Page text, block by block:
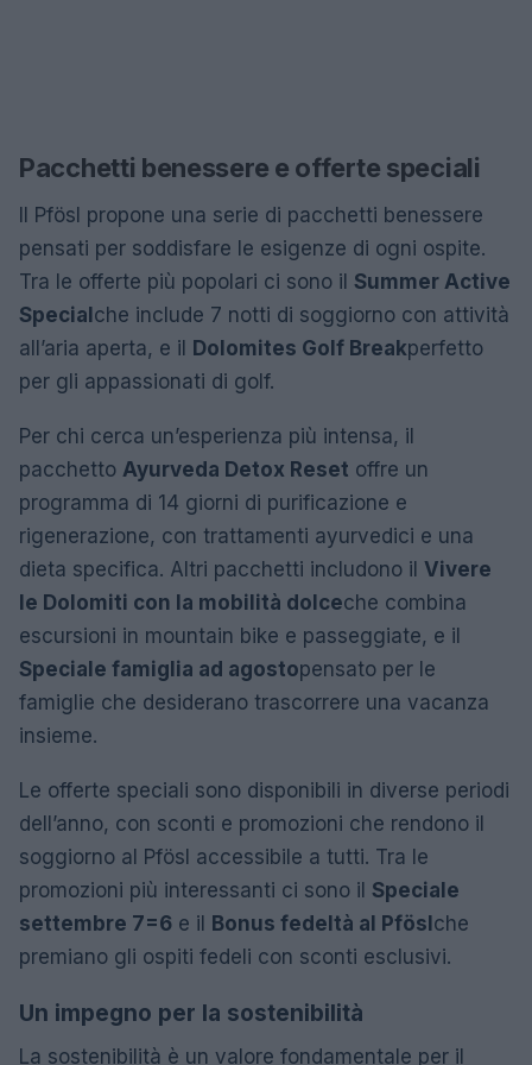
Pacchetti benessere e offerte speciali
Il Pfösl propone una serie di pacchetti benessere
pensati per soddisfare le esigenze di ogni ospite.
Tra le offerte più popolari ci sono il Summer Active
Special che include 7 notti di soggiorno con attività
all’aria aperta, e il
Dolomites Golf Breakperfetto
per gli appassionati di golf.
Per chi cerca un’esperienza più intensa, il
pacchetto Ayurveda Detox Reset offre un
programma di 14 giorni di purificazione e
rigenerazione, con trattamenti ayurvedici e una
dieta specifica. Altri pacchetti includono il Vivere
le Dolomiti con la mobilità dolceche combina
escursioni in mountain bike e passeggiate, e il
Speciale famiglia ad agostopensato per le
famiglie che desiderano trascorrere una vacanza
insieme.
Le offerte speciali sono disponibili in diverse periodi
dell’anno, con sconti e promozioni che rendono il
soggiorno al Pfösl accessibile a tutti. Tra le
promozioni più interessanti ci sono il Speciale
settembre 7=6 e il Bonus fedeltà al Pfösl che
premiano gli ospiti fedeli con sconti esclusivi.
Un impegno per la sostenibilità
La sostenibilità è un valore fondamentale per il